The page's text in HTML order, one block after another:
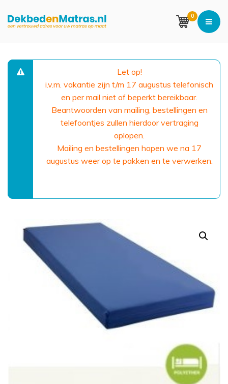
0
Let op!
i.v.m. vakantie zijn t/m 17 augustus telefonisch
en per mail niet of beperkt bereikbaar.
Beantwoorden van mailing, bestellingen en
telefoontjes zullen hierdoor vertraging
oplopen.
Mailing en bestellingen hopen we na 17
augustus weer op te pakken en te verwerken.